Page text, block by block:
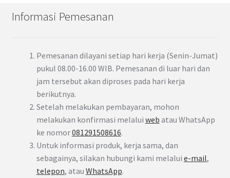
Informasi Pemesanan
Pemesanan dilayani setiap hari kerja (Senin-Jumat)
pukul 08.00-16.00 WIB. Pemesanan di luar hari dan
jam tersebut akan diproses pada hari kerja
berikutnya.
Setelah melakukan pembayaran, mohon
melakukan konfirmasi melalui web atau WhatsApp
ke nomor081291508616.
Untuk informasi produk, kerja sama, dan
sebagainya, silakan hubungi kami melalui e-mail,
telepon, atau WhatsApp.